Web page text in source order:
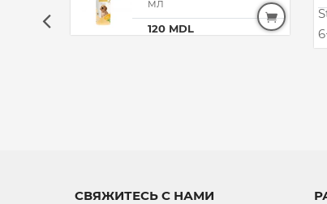
МЛ
120 MDL
СВЯЖИТЕСЬ С НАМИ